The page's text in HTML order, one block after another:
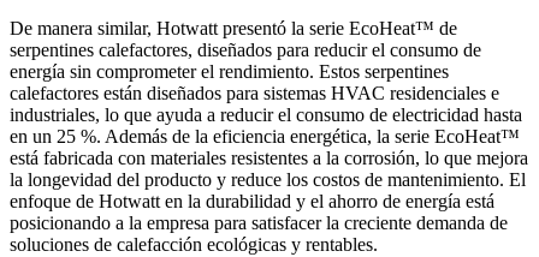
De manera similar, Hotwatt presentó la serie EcoHeat™ de
serpentines calefactores, diseñados para reducir el consumo de
energía sin comprometer el rendimiento. Estos serpentines
calefactores están diseñados para sistemas HVAC residenciales e
industriales, lo que ayuda a reducir el consumo de electricidad hasta
en un 25 %. Además de la eficiencia energética, la serie EcoHeat™
está fabricada con materiales resistentes a la corrosión, lo que mejora
la longevidad del producto y reduce los costos de mantenimiento. El
enfoque de Hotwatt en la durabilidad y el ahorro de energía está
posicionando a la empresa para satisfacer la creciente demanda de
soluciones de calefacción ecológicas y rentables.